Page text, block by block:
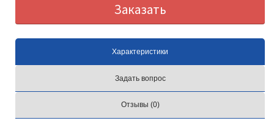
Заказать
Характеристики
Задать вопрос
Отзывы (0)